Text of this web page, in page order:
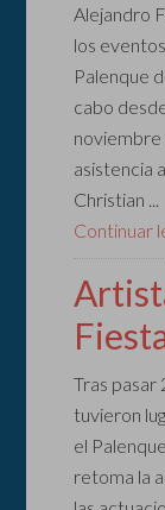
Alejandro
los
Palenque
cabo
noviembre
asistencia
Christian ...
Continuar
Tras pasar
tuvieron
el
retoma la